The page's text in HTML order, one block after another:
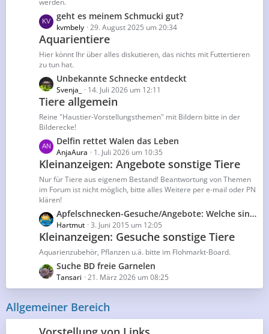
e
e
B
e
i
t
ä
g
e
werden.
L
e
t
z
t
e
B
e
i
t
ä
g
e
geht es meinem Schmucki gut?
kvmbely 29. August 2025 um 20:34
Aquarientiere
Hier könnt Ihr über alles diskutieren, das nichts mit Futtertieren
zu tun hat.
L
e
t
z
t
e
B
e
i
t
r
ä
g
e
Unbekannte Schnecke entdeckt
Svenja_ 14. Juli 2026 um 12:11
Tiere allgemein
Reine "Haustier-Vorstellungsthemen" mit Bildern bitte in der
Bilderecke!
L
e
t
z
t
e
B
e
i
t
ä
Delfin rettet Walen das Leben
AnjaAura 1. Juli 2026 um 10:35
Kleinanzeigen: Angebote sonstige Tiere
Nur für Tiere aus eigenem Bestand! Beantwortung von Themen
im Forum ist nicht möglich, bitte alles Weitere per e-mail oder PN
klären!
L
e
t
z
e
B
i
t
Apfelschnecken-Gesuche/Angebote: Welche sind erlaubt?
Hartmut 3. Juni 2015 um 12:05
Kleinanzeigen: Gesuche sonstige Tiere
Aquarienzubehör, Pflanzen u.ä. bitte im Flohmarkt-Board.
L
e
t
t
e
Suche BD freie Garnelen
Tansari 21. März 2026 um 08:25
Allgemeiner Bereich